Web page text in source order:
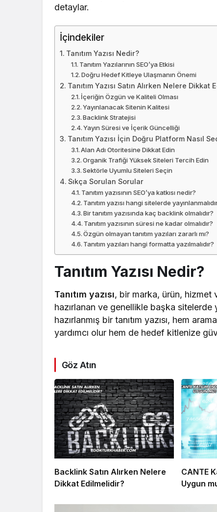
detaylar.
İçindekiler
Tanıtım Yazısı Nedir?
Tanıtım Yazılarının SEO’ya Etkisi
Doğru Hedef Kitleye Ulaşmanın Önemi
Tanıtım Yazısı Satın Alırken Nelere Dikkat
İçeriğin Özgün ve Kaliteli Olması
Yayınlanacak Sitenin Kalitesi
Backlink Stratejisi
Yayın Süresi ve İçerik Güncelliği
Tanıtım Yazısı İçin Doğru Platform Nasıl
Alan Adı Otoritesine Dikkat Edin
Organik Trafiği Yüksek Siteleri Tercih Edin
Sektörle Uyumlu Siteleri Seçin
Sıkça Sorulan Sorular
Tanıtım yazısının SEO’ya katkısı nedir?
Tanıtım yazısı hangi sitelerde
Bir tanıtım yazısında kaç backlink olmalıdır?
Tanıtım yazısının süresi ne kadar olmalıdır?
Özgün olmayan tanıtım yazıları zararlı mı?
Tanıtım yazıları hangi formatta yazılmalıdır?
Tanıtım Yazısı Nedir?
Tanıtım yazısı, bir marka, ürün, hizmet
hazırlanan ve genellikle başka sitelerde
hazırlanmış bir tanıtım yazısı, hem
yardımcı olur hem de hedef kitlenize
Göz Atın
Backlink Satın Alırken Nelere
Dikkat Edilmelidir?
CANTE
Uygun